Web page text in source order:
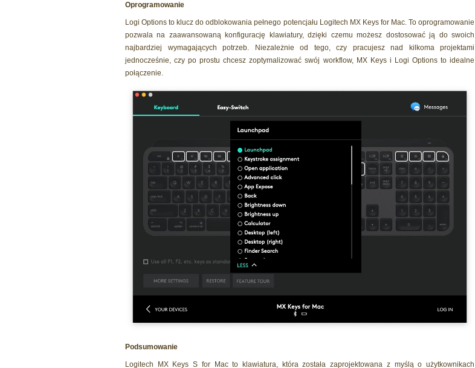
Oprogramowanie
Logi Options to klucz do odblokowania pełnego potencjału Logitech MX Keys for Mac. To oprogramowanie
pozwala na zaawansowaną konfigurację klawiatury, dzięki czemu możesz dostosować ją do swoich
najbardziej wymagających potrzeb. Niezależnie od tego, czy pracujesz nad kilkoma projektami
jednocześnie, czy po prostu chcesz zoptymalizować swój workflow, MX Keys i Logi Options to idealne
połączenie.
Podsumowanie
Logitech MX Keys S for Mac to klawiatura, która została zaprojektowana z myślą o użytkownikach